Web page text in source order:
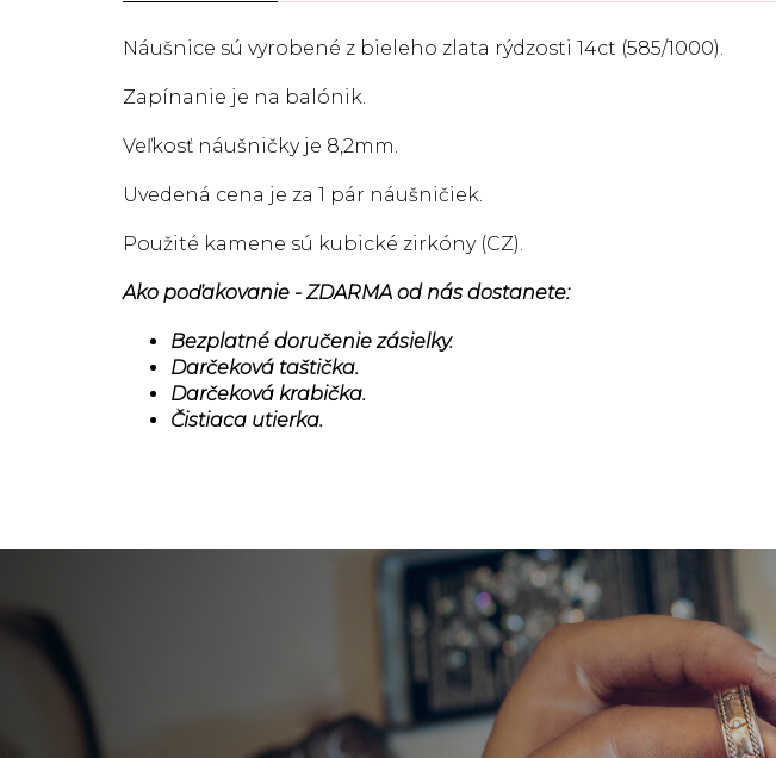
Náušnice sú vyrobené z bieleho zlata rýdzosti 14ct (585/1000).
Zapínanie je na balónik.
Veľkosť náušničky je 8,2mm.
Uvedená cena je za 1 pár náušničiek.
Použité kamene sú kubické zirkóny (CZ).
Ako poďakovanie - ZDARMA od nás dostanete:
Bezplatné doručenie zásielky.
Darčeková taštička.
Darčeková krabička.
Čistiaca utierka.